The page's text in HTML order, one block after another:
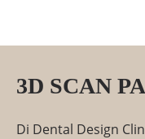
3D SCAN
Di Dental Design